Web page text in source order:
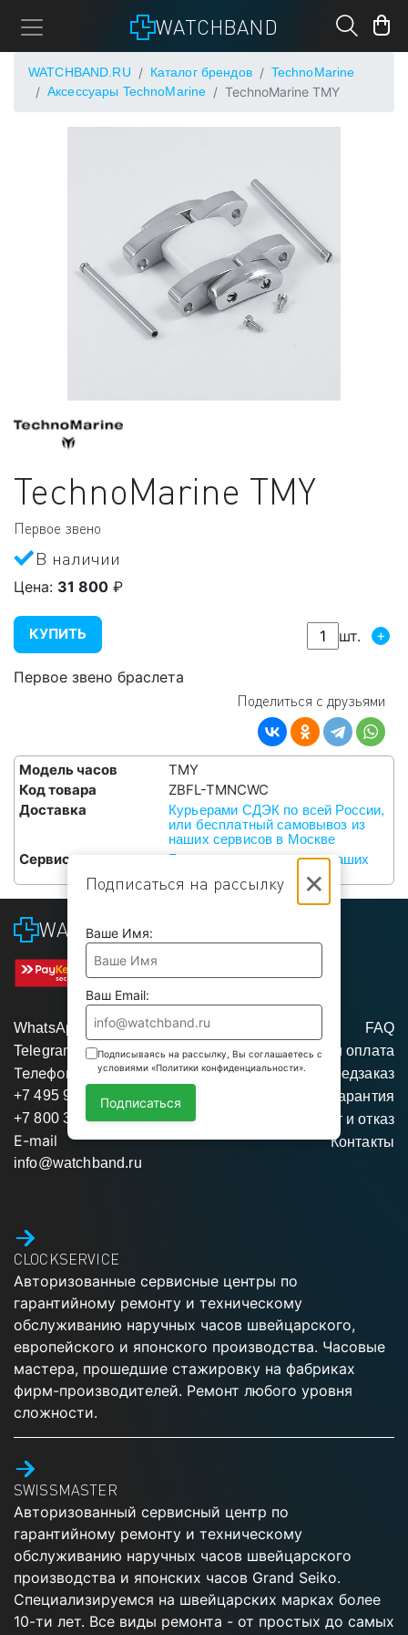
×
Подписаться на рассылку
Ваше Имя:
Ваш Email:
Подписываясь на рассылку, Вы соглашаетесь с
условиями «Политики конфиденциальности».
Подписаться
WATCHBAND
WATCHBAND.RU Каталог брендов
TechnoMarine
Аксессуары TechnoMarine
TechnoMarine TMY
TechnoMarine TMY
Первое звено
В наличии
Цена: 31 800 ₽
КУПИТЬ шт. +
Первое звено браслета
Поделиться с друзьями
Модель часов
TMY
Код товара
ZBFL-TMNCWC
Доставка
Курьерами СДЭК по всей России,
или бесплатный самовывоз из
наших сервисов в Москве
Сервис
Бесплатная установка в наших
WATCHBAND
WhatsApp
Telegram
Телефоны
+7 495 975 95 35
+7 800 350 34 04
E-mail
info@watchband.ru
FAQ
Доставка и оплата
Предзаказ
Гарантия
Возврат и отказ
Контакты
CLOCKSERVICE
Авторизованные сервисные центры по
гарантийному ремонту и техническому
обслуживанию наручных часов швейцарского,
европейского и японского производства. Часовые
мастера, прошедшие стажировку на фабриках
фирм-производителей. Ремонт любого уровня
сложности.
SWISSMASTER
Авторизованный сервисный центр по
гарантийному ремонту и техническому
обслуживанию наручных часов швейцарского
производства и японских часов Grand Seiko.
Специализируемся на швейцарских марках более
10-ти лет. Все виды ремонта - от простых до самых